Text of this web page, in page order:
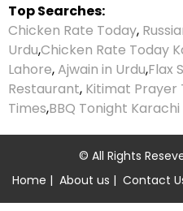
Top Searches:
Chicken Rate Today,
Urdu,Chicken Rate Today
Lahore,Ajwain in Urdu,Flax
Restaurant, Kitimat Prayer
Times,BBQ Tonight
© All Rights
Home | About us | Contact